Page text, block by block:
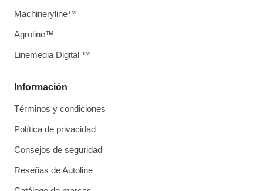
Información
Términos y condiciones
Política de privacidad
Consejos de seguridad
Reseñas de Autoline
Machineryline™
Agroline™
Linemedia Digital ™